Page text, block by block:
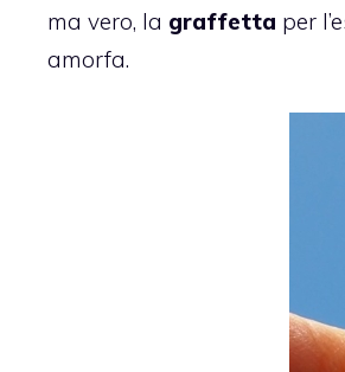
ma vero, la graffetta per
amorfa.